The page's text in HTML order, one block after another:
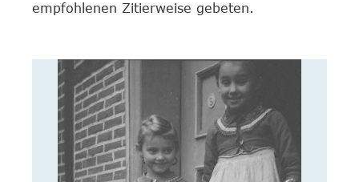
empfohlenen Zitierweise gebeten.